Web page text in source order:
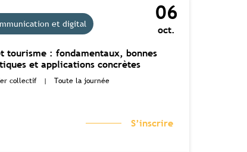
et digital
06
oct.
tourisme : fondamentaux, bonnes
et applications concrètes
collectif | Toute la journée
S’inscrire